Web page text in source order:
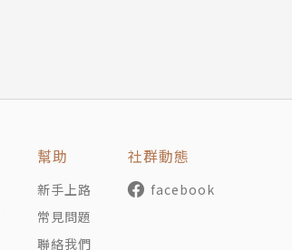
幫助
新手上路
常見問題
聯絡我們
社群動態
facebook